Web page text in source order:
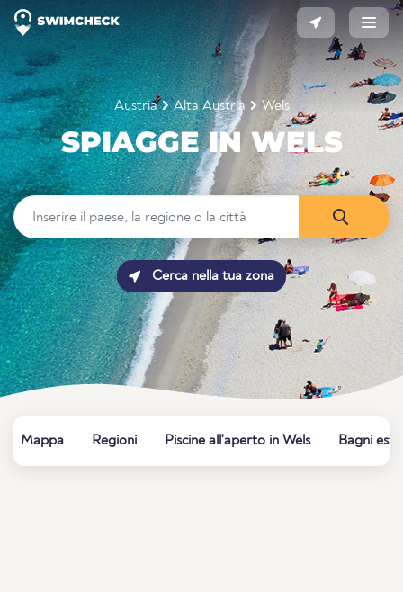
Austria Alta Austria Wels
SPIAGGE IN WELS
Cerca nella tua zona
Mappa Regioni Piscine all'aperto in Wels Bagni